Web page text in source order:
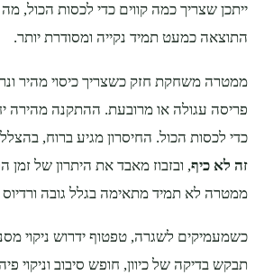
ייתכן שצריך כמה קווים כדי לכסות הכול,
התוצאה כמעט תמיד נקייה ומסודרת יותר.
ממטרה משחקת חזק כשצריך כיסוי מהיר
פריסה עגולה או מרובעת. ההתקנה מהירה
כדי לכסות הכול. החיסרון מגיע ברוח,
זה לא כיף, ובזבוז מאבד את היתרון של
ממטרה לא תמיד מתאימה בגלל גובה
כשמעמיקים לשגרה, טפטוף ידרוש ניקוי
תבקש בדיקה של כיוון, חופש סיבוב וניקוי